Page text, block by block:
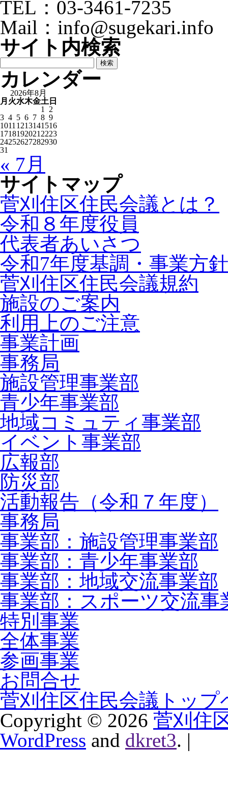
TEL：03-3461-7235
Mail：info@sugekari.info
サイト内検索
検
索:
カレンダー
2026年8月
月 火水木金土 日
1
2
3 4 5 6 7 8 9
1011 1213141516
1718192021 2223
24252627282930
31
« 7月
サイトマップ
菅刈住区住民会議とは？
令和８年度役員
代表者あいさつ
令和7年度基調・事業方針
菅刈住区住民会議規約
施設のご案内
利用上のご注意
事業計画
事務局
施設管理事業部
青少年事業部
地域コミュティ事業部
イベント事業部
広報部
防災部
活動報告（令和７年度）
事務局
事業部：施設管理事業部
事業部：青少年事業部
事業部：地域交流事業部
事業部：スポーツ交流事
特別事業
全体事業
参画事業
お問合せ
菅刈住区住民会議トップ
Copyright © 2026 菅刈住
WordPress and dkret3. |